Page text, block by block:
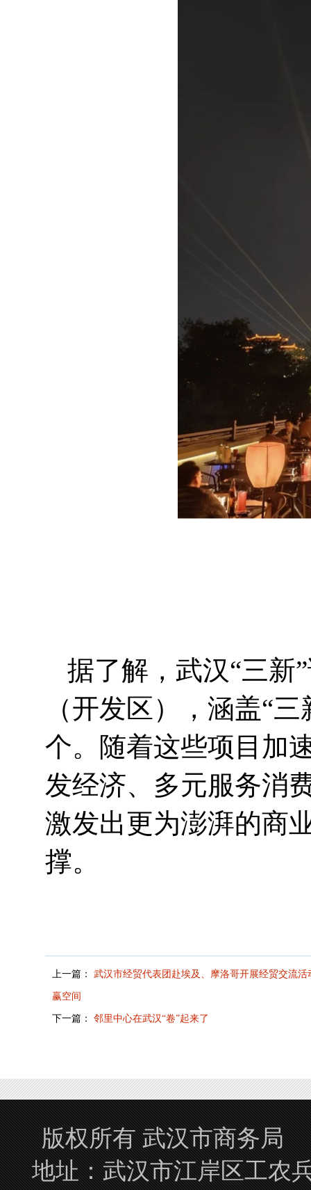
据了解，武汉“三新
（开发区），涵盖“
个。随着这些项目加
发经济、多元服务消
激发出更为澎湃的商
撑。
上一篇： 武汉市经贸代表团赴埃及、摩洛哥开展经贸交流
赢空间
下一篇： 邻里中心在武汉“卷”起来了
版权所有 武汉市商务局
地址：武汉市江岸区工